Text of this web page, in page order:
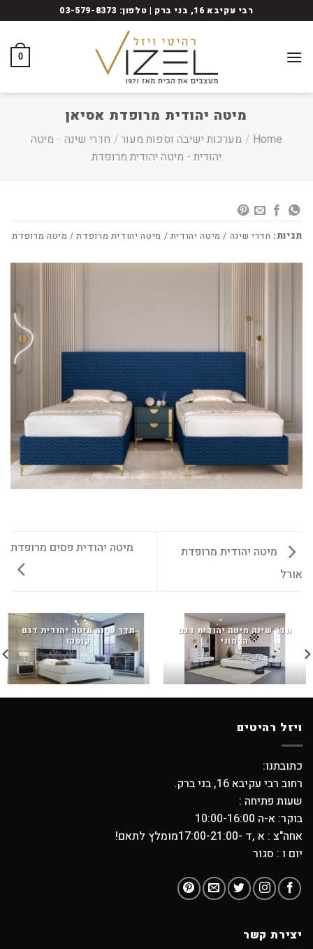
to
רבי עקיבא 16, בני ברק | טלפון: 03-579-8373
0
מיטה יהודית מרופדת אסיאן
Home
/ מערכות ישיבה וספות מעור/ חדרי שינה - מיטה
יהודית - מיטה יהודית מרופדת
תגיות: חדרי שינה / מיטה יהודית / מיטה יהודית מרופדת / מיטה מרופדת
מיטה יהודית מרופדת
אורל
מיטה יהודית פסים מרופדת
חדר שינה מיטה יהודית דגם
הרמוני
חדר שינה מיטה יהודית דגם
קוסקו
ויזל רהיטים
כתובתנו:
רחוב רבי עקיבא 16, בני ברק.
שעות פתיחה :
בוקר: א-ה 10:00-16:00
אחה"צ : א ,ד -17:00-21:00מומלץ לתאם!
יום ו : סגור
יצירת קשר